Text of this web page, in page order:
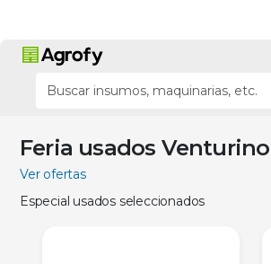
Feria usados Venturino
Ver ofertas
Especial usados seleccionados